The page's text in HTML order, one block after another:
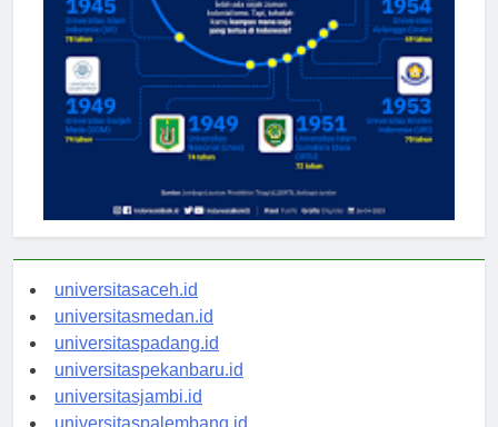
universitasaceh.id
universitasmedan.id
universitaspadang.id
universitaspekanbaru.id
universitasjambi.id